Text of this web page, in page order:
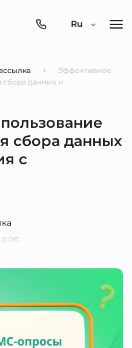
0800-
Ru
Эффективное
данных и
сбора данных
с
post